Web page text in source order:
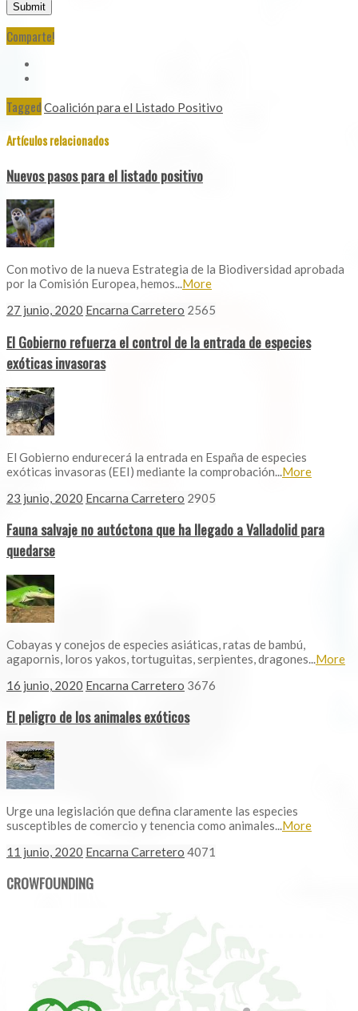
Comparte!
Tagged Coalición para el Listado Positivo
Artículos relacionados
Nuevos pasos para el listado positivo
Con motivo de la nueva Estrategia de la Biodiversidad aprobada
por la Comisión Europea, hemos...More
27 junio, 2020 Encarna Carretero 2565
El Gobierno refuerza el control de la entrada de especies
exóticas invasoras
El Gobierno endurecerá la entrada en España de especies
exóticas invasoras (EEI) mediante la comprobación... More
23 junio, 2020 Encarna Carretero 2905
Fauna salvaje no autóctona que ha llegado a Valladolid para
quedarse
Cobayas y conejos de especies asiáticas, ratas de bambú,
agapornis, loros yakos, tortuguitas, serpientes, dragones...More
16 junio, 2020 Encarna Carretero 3676
El peligro de los animales exóticos
Urge una legislación que defina claramente las especies
susceptibles de comercio y tenencia como animales...More
11 junio, 2020 Encarna Carretero 4071
CROWFOUNDING